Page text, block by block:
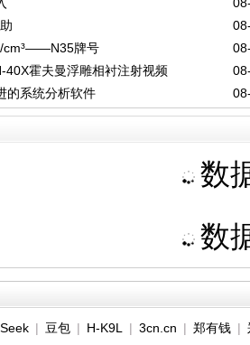
cm³——N35牌号
霍夫曼浮雕相衬注射视频
系统分析软件
数
数
| 豆包| H-K9L | 3cn.cn | 郑有钱|